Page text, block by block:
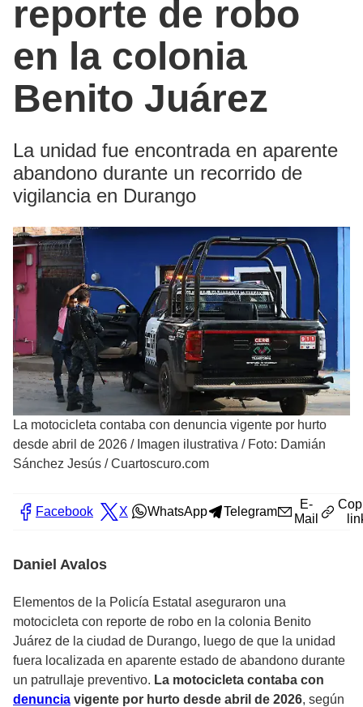
reporte de robo
en la colonia
Benito Juárez
La unidad fue encontrada en aparente
abandono durante un recorrido de
vigilancia en Durango
La motocicleta contaba con denuncia vigente por hurto
desde abril de 2026 / Imagen ilustrativa / Foto: Damián
Sánchez Jesús / Cuartoscuro.com
Facebook X WhatsApp Telegram
E-
Mail
Daniel Avalos
Elementos de la Policía Estatal aseguraron una
motocicleta con reporte de robo en la colonia Benito
Juárez de la ciudad de Durango, luego de que la unidad
fuera localizada en aparente estado de abandono durante
un patrullaje preventivo. La motocicleta contaba con
denuncia vigente por hurto desde abril de 2026, según